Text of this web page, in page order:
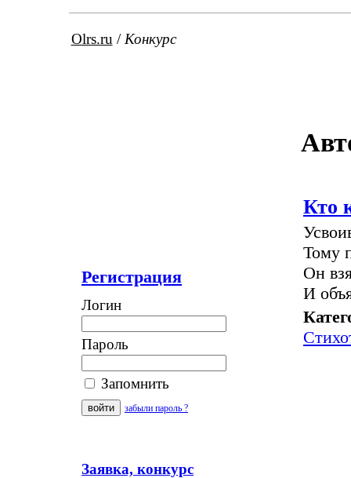
Olrs.ru / Конкурс
Регистрация
Логин
Пароль
Запомнить
забыли пароль ?
Заявка, конкурс
Кто
Тому
Он
И